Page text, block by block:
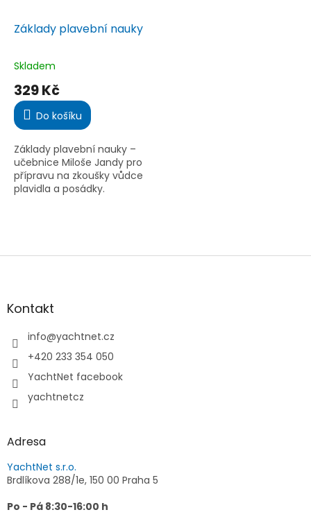
Základy plavební nauky
Průměrné
hodnocení
produktu
je
5,0
5
hvězdiček.
Skladem
329 Kč
Do košíku
Základy plavební nauky –
učebnice Miloše Jandy pro
přípravu na zkoušky vůdce
plavidla a posádky.
Z
aKontakt
info@yachtnet.cz
+420 233 354 050
YachtNet facebook
yachtnetcz
Adresa
YachtNet s.r.o.
Brdlíkova 288/1e, 150 00 Praha 5
Po - Pá 8:30-16:00 h